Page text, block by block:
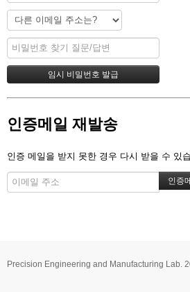
인증메일 재발송
인증 메일을 받지 못한 경우 다시 받을 수 있
Precision Engineering and Manufacturing Lab.